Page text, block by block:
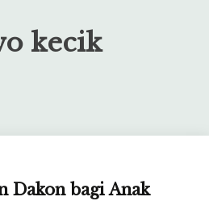
kecik
Dakon bagi Anak